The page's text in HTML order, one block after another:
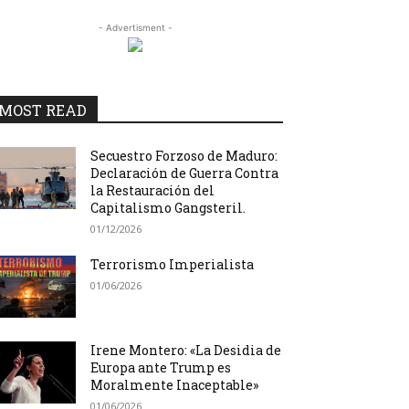
- Advertisment -
READ
Secuestro Forzoso de Maduro:
Declaración de Guerra Contra
la Restauración del
Capitalismo Gangsteril.
01/12/2026
Terrorismo Imperialista
01/06/2026
Irene Montero: «La Desidia de
Europa ante Trump es
Moralmente Inaceptable»
01/06/2026